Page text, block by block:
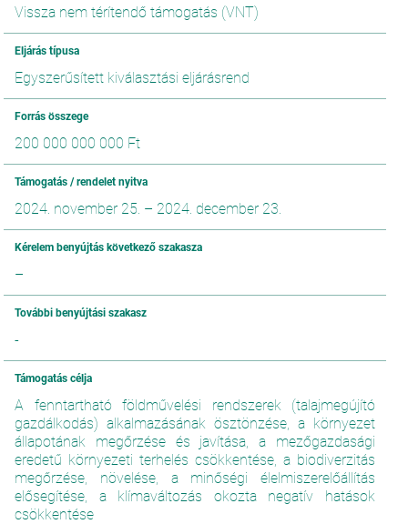
Vissza nem térítendő támogatás (VNT)
Eljárás típusa
Egyszerűsített kiválasztási eljárásrend
Forrás összege
200 000 000 000 Ft
Támogatás / rendelet nyitva
2024. november 25. – 2024. december 23.
Kérelem benyújtás következő szakasza
–
További benyújtási szakasz
-
Támogatás célja
A fenntartható földművelési rendszerek (talajmegújító
gazdálkodás) alkalmazásának ösztönzése, a környezet
állapotának megőrzése és javítása, a mezőgazdasági
eredetű környezeti terhelés csökkentése, a biodiverzitás
megőrzése, növelése, a minőségi élelmiszerelőállítás
elősegítése, a klímaváltozás okozta negatív hatások
csökkentése